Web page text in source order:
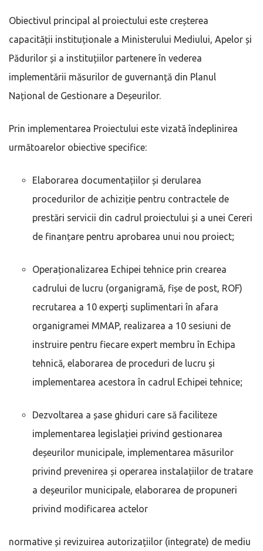
Obiectivul principal al proiectului este creșterea
capacității instituționale a Ministerului Mediului, Apelor și
Pădurilor și a instituțiilor partenere în vederea
implementării măsurilor de guvernanță din Planul
Național de Gestionare a Deșeurilor.
Prin implementarea Proiectului este vizată îndeplinirea
următoarelor obiective specifice:
Elaborarea documentațiilor și derularea
procedurilor de achiziție pentru contractele de
prestări servicii din cadrul proiectului și a unei Cereri
de finanțare pentru aprobarea unui nou proiect;
Operaționalizarea Echipei tehnice prin crearea
cadrului de lucru (organigramă, fișe de post, ROF)
recrutarea a 10 experți suplimentari în afara
organigramei MMAP, realizarea a 10 sesiuni de
instruire pentru fiecare expert membru în Echipa
tehnică, elaborarea de proceduri de lucru și
implementarea acestora în cadrul Echipei tehnice;
Dezvoltarea a șase ghiduri care să faciliteze
implementarea legislației privind gestionarea
deșeurilor municipale, implementarea măsurilor
privind prevenirea și operarea instalațiilor de tratare
a deșeurilor municipale, elaborarea de propuneri
privind modificarea actelor
normative și revizuirea autorizațiilor (integrate) de mediu